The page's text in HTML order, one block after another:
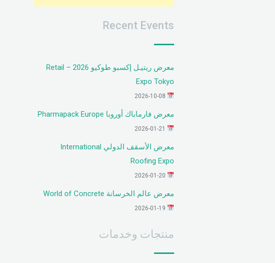
Recent Events
معرض ريتيـل إكسبو طوكيو 2026 – Retail
Expo Tokyo
معرض فارماباك أوروبا Pharmapack Europe
معرض الأسقف الدولي International
Roofing Expo
معرض عالم الخرسانة World of Concrete
منتجات وخدمات